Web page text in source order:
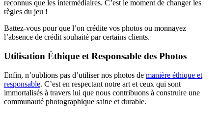
reconnus que les intermédiaires. C’est le moment de changer les
règles du jeu !
Battez-vous pour que l’on crédite vos photos ou monnayez
l’absence de crédit souhaité par certains clients.
Utilisation Éthique et Responsable des Photos
Enfin, n’oublions pas d’utiliser nos photos de manière éthique et
responsable. C’est en respectant notre art et ceux qui sont
immortalisés à travers lui que nous contribuons à construire une
communauté photographique saine et durable.